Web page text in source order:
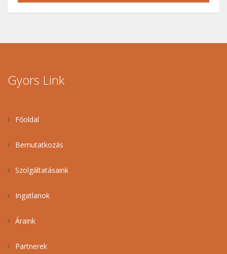
Gyors Link
Főoldal
Bemutatkozás
Szolgáltatásaink
Ingatlanok
Áraink
Partnerek